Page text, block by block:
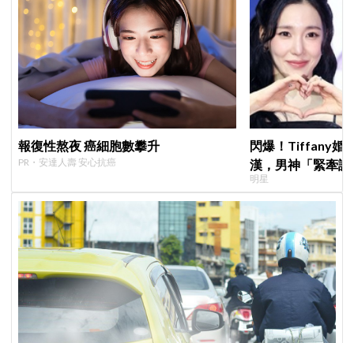
報復性熬夜 癌細胞數攀升
PR・安達人壽 安心抗癌
閃爆！Tiffany婚
漢，男神「緊牽
甜度超標
明星